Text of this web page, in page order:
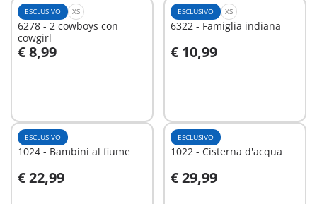
ESCLUSIVO XS
6278 - 2 cowboys con
cowgirl
€ 8,99
Aggiungi al carrello
ESCLUSIVO XS
6322 - Famiglia indiana
€ 10,99
Aggiungi al carrello
ESCLUSIVO
1024 - Bambini al fiume
€ 22,99
Aggiungi al carrello
ESCLUSIVO
1022 - Cisterna d'acqua
€ 29,99
Aggiungi al carrello